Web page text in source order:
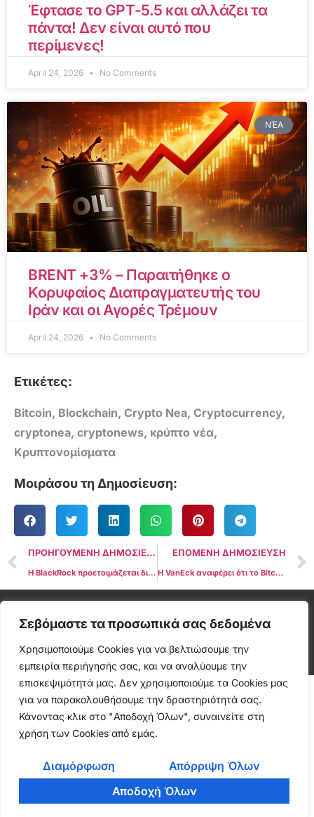
Σεβόμαστε τα προσωπικά σας δεδομένα
Χρησιμοποιούμε Cookies για να βελτιώσουμε την
εμπειρία περιήγησής σας, και να αναλύουμε την
επισκεψιμότητά μας. Δεν χρησιμοποιούμε τα Cookies μας
για να παρακολουθήσουμε την δραστηριότητά σας.
Κάνοντας κλικ στο "Αποδοχή Όλων", συναινείτε στη
χρήση των Cookies από εμάς.
Διαμόρφωση
Απόρριψη Όλων
Αποδοχή Όλων
Έφτασε το GPT-5.5 και αλλάζει τα
πάντα! Δεν είναι αυτό που
περίμενες!
April 24, 2026 No Comments
ΝΈΑ
BRENT +3% – Παραιτήθηκε ο
Κορυφαίος Διαπραγματευτής του
Ιράν και οι Αγορές Τρέμουν
April 24, 2026 No Comments
Ετικέτες:
Bitcoin, Blockchain, Crypto Nea, Cryptocurrency,
cryptonea, cryptonews, κρύπτο νέα,
Κρυπτονομίσματα
Μοιράσου τη Δημοσίευση:
ΠΡΟΗΓΟΥΜΕΝΗ ΔΗΜΟΣΙΕΥΣΗ
Η BlackRock προετοιμάζεται διακριτικά για πιθανή κρίση του δολαρίου της Ομοσπονδιακής Τράπεζας των 35 τρισεκατομμυρίων δολαρίων, στρεφόμενη στο Bitcoin
ΕΠΟΜΕΝΗ ΔΗΜΟΣΙΕΥΣΗ
Η VanEck αναφέρει ότι το Bitcoin ξεπέρασε σχεδόν κάθε κατηγορία περιουσιακών στοιχείων το περασμένο έτος